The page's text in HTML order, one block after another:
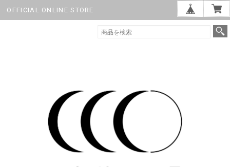
OFFICIAL ONLINE STORE